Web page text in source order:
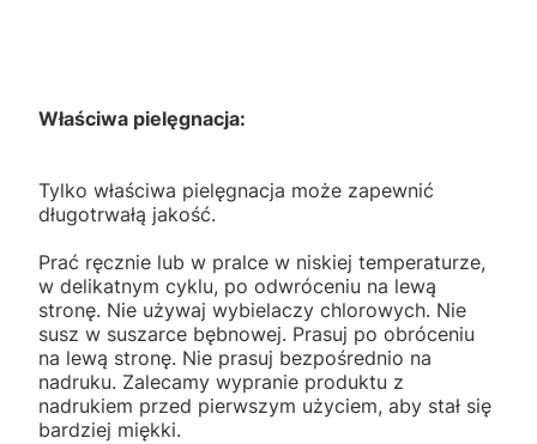
Właściwa pielęgnacja:
Tylko właściwa pielęgnacja może zapewnić
długotrwałą jakość.
Prać ręcznie lub w pralce w niskiej temperaturze,
w delikatnym cyklu, po odwróceniu na lewą
stronę. Nie używaj wybielaczy chlorowych. Nie
susz w suszarce bębnowej. Prasuj po obróceniu
na lewą stronę. Nie prasuj bezpośrednio na
nadruku. Zalecamy wypranie produktu z
nadrukiem przed pierwszym użyciem, aby stał się
bardziej miękki.